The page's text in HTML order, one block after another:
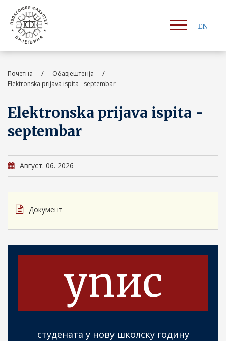
EN
Почетна / Обавјештенја /
Elektronska prijava ispita - septembar
Elektronska prijava ispita -
septembar
Август. 06. 2026
Документ
упис
студената у нову школску годину